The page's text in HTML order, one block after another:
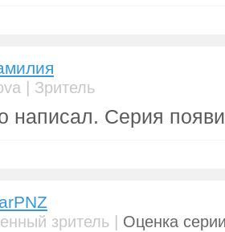
| Зритель
написал. Серия
зритель | Оценка